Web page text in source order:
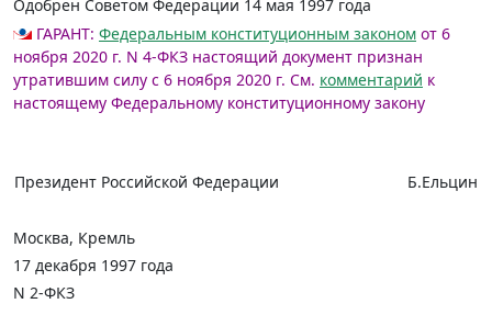
Одобрен Советом Федерации 14 мая 1997 года
ГАРАНТ: Федеральным конституционным законом от 6
ноября 2020 г. N 4-ФКЗ настоящий документ признан
утратившим силу с 6 ноября 2020 г. См. комментарий к
настоящему Федеральному конституционному закону
Президент Российской Федерации Б.Ельцин
Москва, Кремль
17 декабря 1997 года
N 2-ФКЗ